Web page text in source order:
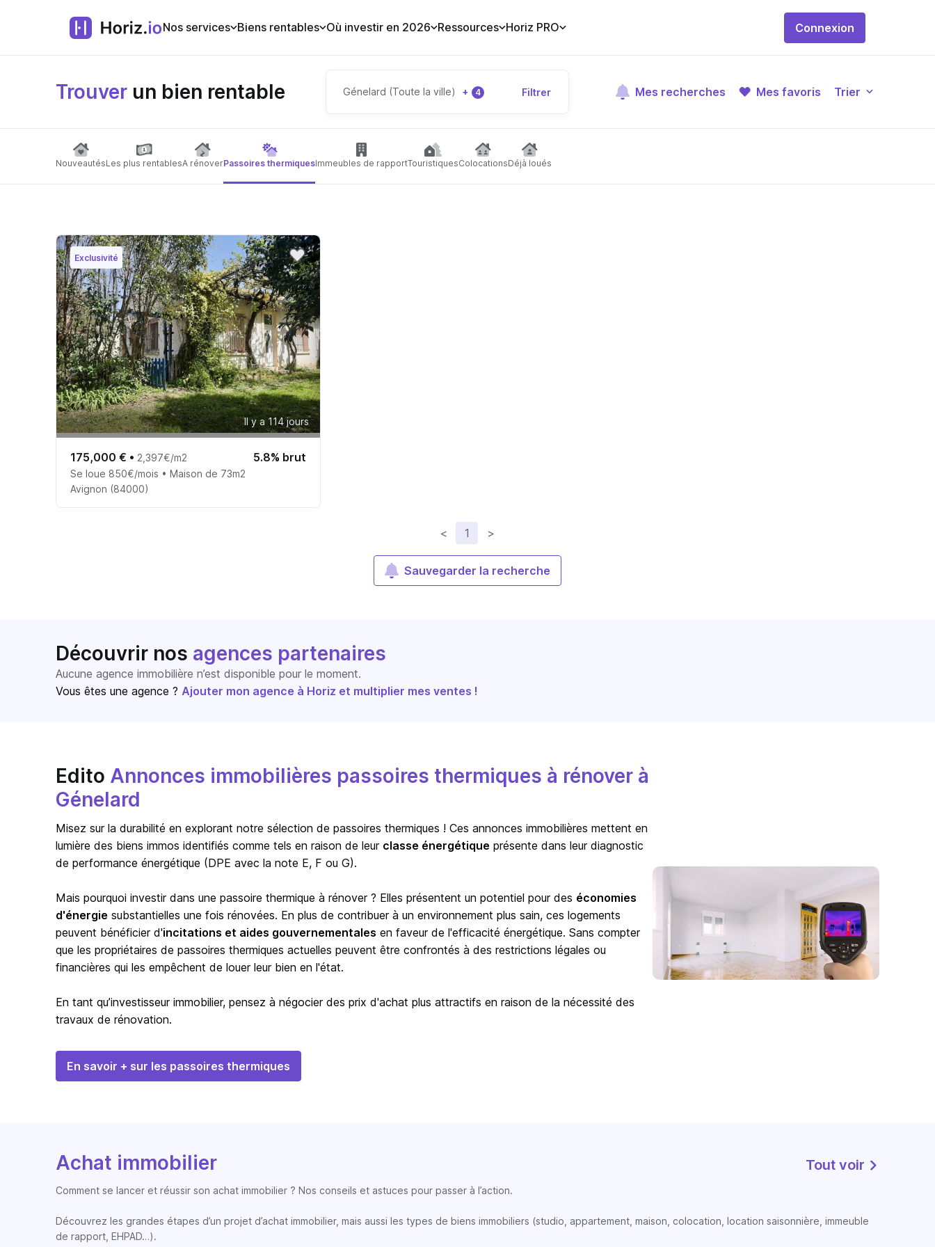
Nos services Biens rentables Où investir en 2026 Ressources Horiz PRO Connexion
Trouver un bien rentable Génelard (Toute la ville) + 4 Filtrer Mes recherches Mes favoris Trier
NouveautésLes plus rentablesA rénoverPassoires thermiquesImmeubles de rapportTouristiquesColocationsDéjà loués
Exclusivité
Il y a 114 jours
175,000 € • 2,397€/m2 5.8% brut
Se loue 850€/mois • Maison de 73m2
Avignon (84000)
< 1 >
Sauvegarder la recherche
Découvrir nos agences partenaires
Aucune agence immobilière n’est disponible pour le moment.
Vous êtes une agence ? Ajouter mon agence à Horiz et multiplier mes ventes !
Edito Annonces immobilières passoires thermiques à rénover à
Génelard
Misez sur la durabilité en explorant notre sélection de passoires thermiques ! Ces annonces immobilières mettent en
lumière des biens immos identifiés comme tels en raison de leur classe énergétique présente dans leur diagnostic
de performance énergétique (DPE avec la note E, F ou G).
Mais pourquoi investir dans une passoire thermique à rénover ? Elles présentent un potentiel pour des économies
d'énergie substantielles une fois rénovées. En plus de contribuer à un environnement plus sain, ces logements
peuvent bénéficier d'incitations et aides gouvernementales en faveur de l'efficacité énergétique. Sans compter
que les propriétaires de passoires thermiques actuelles peuvent être confrontés à des restrictions légales ou
financières qui les empêchent de louer leur bien en l'état.
En tant qu’investisseur immobilier, pensez à négocier des prix d'achat plus attractifs en raison de la nécessité des
travaux de rénovation.
En savoir + sur les passoires thermiques
Achat immobilier Tout voir
Comment se lancer et réussir son achat immobilier ? Nos conseils et astuces pour passer à l’action.
Découvrez les grandes étapes d’un projet d’achat immobilier, mais aussi les types de biens immobiliers (studio, appartement, maison, colocation, location saisonnière, immeuble
de rapport, EHPAD…).